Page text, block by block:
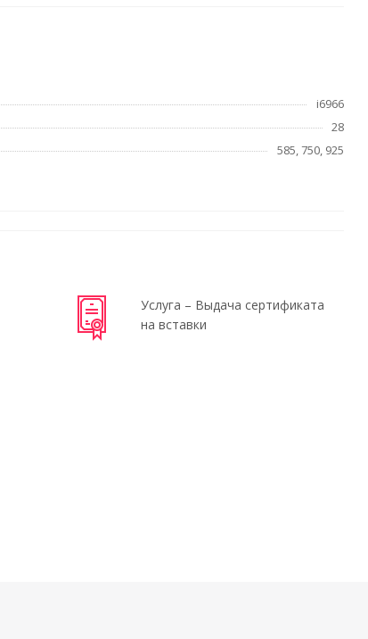
i6966
28
585, 750, 925
Услуга – Выдача сертификата
на вставки